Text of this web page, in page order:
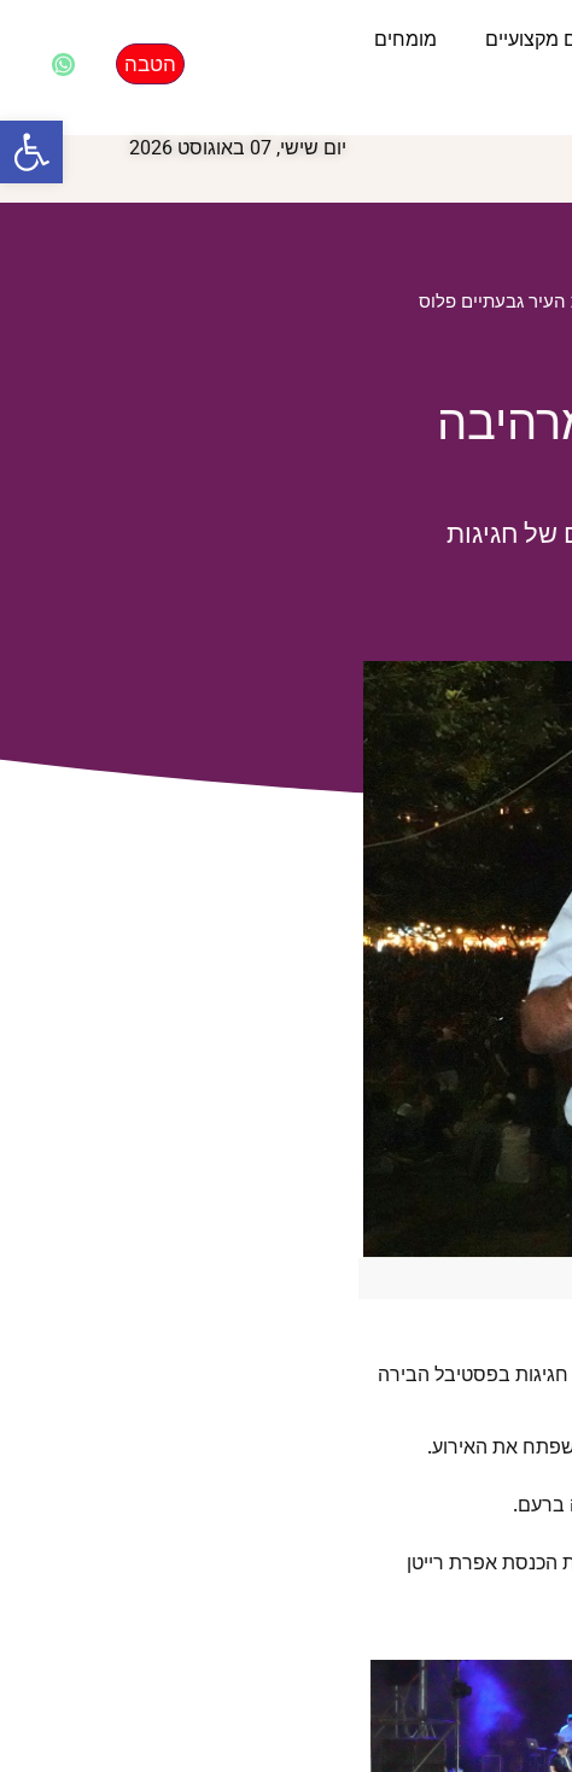
מקצועיים מומחים
הטבה
יום שישי, 07 באוגוסט 2026
גבעתיים פלוס
ביומיים של חגיגות
23,600 איש ביקרו ביומיים של חגיגות בפסטיבל הבירה
שפתח את האירוע.
ברעם.
הכנסת אפרת רייטן
פתח